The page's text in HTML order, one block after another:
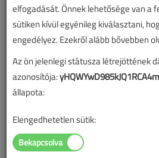
elfogadását. Önnek lehetősége van a
sütiken kívül egyénileg kiválasztani,
engedélyez. Ezekről alább bővebben
Az ön jelenlegi státusza létrejöttének
azonosítója:
állapota:
Elengedhetetlen sütik: